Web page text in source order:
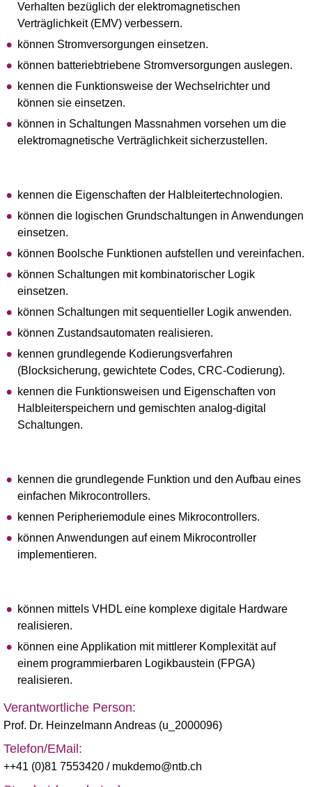
Verhalten bezüglich der elektromagnetischen
Verträglichkeit (EMV) verbessern.
können Stromversorgungen einsetzen.
können batteriebtriebene Stromversorgungen auslegen.
kennen die Funktionsweise der Wechselrichter und
können sie einsetzen.
können in Schaltungen Massnahmen vorsehen um die
elektromagnetische Verträglichkeit sicherzustellen.
kennen die Eigenschaften der Halbleitertechnologien.
können die logischen Grundschaltungen in Anwendungen
einsetzen.
können Boolsche Funktionen aufstellen und vereinfachen.
können Schaltungen mit kombinatorischer Logik
einsetzen.
können Schaltungen mit sequentieller Logik anwenden.
können Zustandsautomaten realisieren.
kennen grundlegende Kodierungsverfahren
(Blocksicherung, gewichtete Codes, CRC-Codierung).
kennen die Funktionsweisen und Eigenschaften von
Halbleiterspeichern und gemischten analog-digital
Schaltungen.
kennen die grundlegende Funktion und den Aufbau eines
einfachen Mikrocontrollers.
kennen Peripheriemodule eines Mikrocontrollers.
können Anwendungen auf einem Mikrocontroller
implementieren.
können mittels VHDL eine komplexe digitale Hardware
realisieren.
können eine Applikation mit mittlerer Komplexität auf
einem programmierbaren Logikbaustein (FPGA)
realisieren.
Verantwortliche Person:
Prof. Dr. Heinzelmann Andreas (u_2000096)
Telefon/EMail:
++41 (0)81 7553420 / mukdemo@ntb.ch